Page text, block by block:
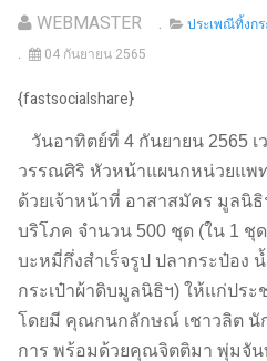
WEBMASTER
ประเพณีทิ้งก
04 กันยายน 2565
{fastsocialshare}
วันอาทิตย์ที่ 4 กันยายน 2565 เ
วรรณศิริ หัวหน้าแผนกหน่วยแพ
ด้วยเจ้าหน้าที่ อาสาสมัคร มูลนิ
บริโภค จำนวน 500 ชุด (ใน 1 ชุ
บะหมี่กึ่งสำเร็จรูป ปลากระป๋อง
กระเป๋าผ้าดิบมูลนิธิฯ) ให้แก่ปร
โดยมี คุณกนกลักษณ์ เชาวลิต นั
การ พร้อมด้วยคุณจิตติมา พุ่มจั